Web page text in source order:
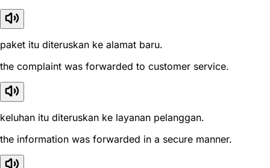
paket itu diteruskan ke alamat baru.
the complaint was forwarded to customer service.
keluhan itu diteruskan ke layanan pelanggan.
the information was forwarded in a secure manner.